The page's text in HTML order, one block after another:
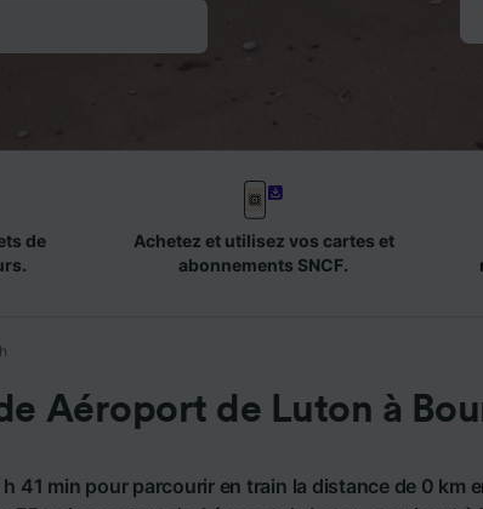
de
Achetez et utilisez vos cartes et
abonnements SNCF.
Aéroport de Luton à
41 min pour parcourir en train la distance de 0 km